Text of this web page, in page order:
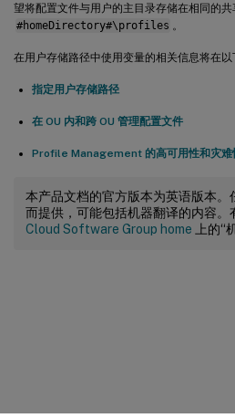
望将配置文件与用户的主目录存储在相同的
#homeDirectory#\profiles 。
在用户存储路径中使用变量的相关信息将在以
指定用户存储路径
在 OU 内和跨 OU 管理配置文件
Profile Management 的高可用性和灾难
本产品文档的官方版本为英语版本。
而提供，可能包括机器翻译的内容。
Cloud Software Group home 上的“